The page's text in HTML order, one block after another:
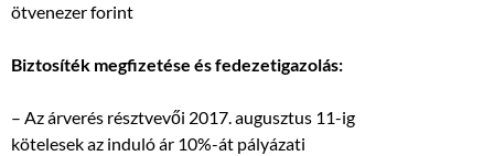
ötvenezer forint
Biztosíték megfizetése és fedezetigazolás:
– Az árverés résztvevői 2017. augusztus 11-ig
kötelesek az induló ár 10%-át pályázati